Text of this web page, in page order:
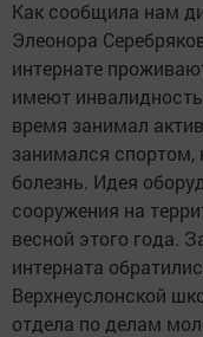
Как сообщила нам
Элеонора
интернате
имеют
время занимал
занимался спортом,
болезнь. Идея
сооружения на
весной этого года.
интерната
Верхнеуслонской
отдела по делам